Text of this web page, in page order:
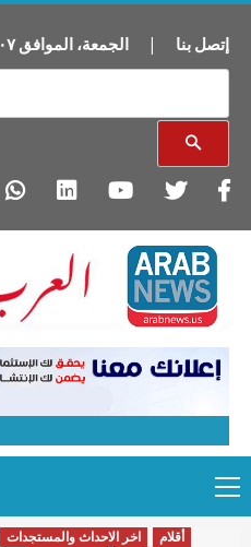
إتصل بنا | الجمعة، الموافق٠٧
to
content
Menu
أقلام اخر الاحداث والمستجدات